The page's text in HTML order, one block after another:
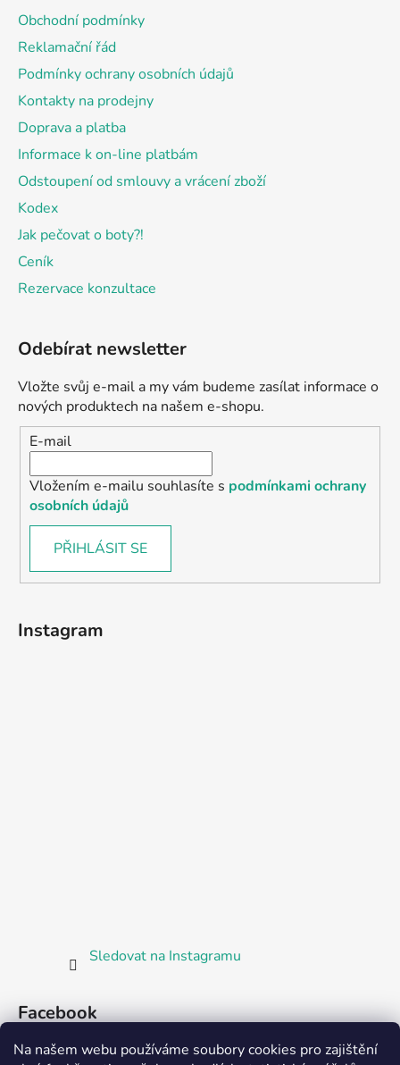
Na našem webu používáme soubory cookies pro zajištění
k
s
Obchodní podmínky
Reklamační řád
Podmínky ochrany osobních údajů
Kontakty na prodejny
Doprava a platba
Informace k on-line platbám
Odstoupení od smlouvy a vrácení zboží
Kodex
Jak pečovat o boty?!
Ceník
Rezervace konzultace
Odebírat newsletter
Vložte svůj e-mail a my vám budeme zasílat informace o
nových produktech na našem e-shopu.
E-mail
Vložením e-mailu souhlasíte s podmínkami ochrany
osobních údajů
PŘIHLÁSIT SE
Instagram
Sledovat na Instagramu
Facebook